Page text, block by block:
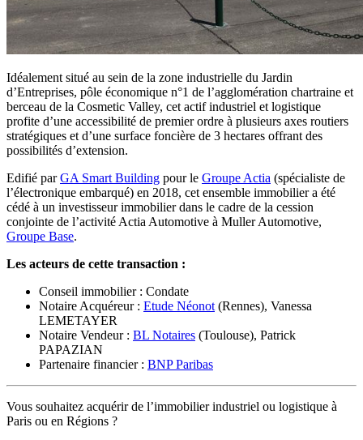
Idéalement situé au sein de la zone industrielle du Jardin
d’Entreprises, pôle économique n°1 de l’agglomération chartraine et
berceau de la Cosmetic Valley, cet actif industriel et logistique
profite d’une accessibilité de premier ordre à plusieurs axes routiers
stratégiques et d’une surface foncière de 3 hectares offrant des
possibilités d’extension.
Edifié parGA Smart Building pour le Groupe Actia (spécialiste de
l’électronique embarqué) en 2018, cet ensemble immobilier a été
cédé à un investisseur immobilier dans le cadre de la cession
conjointe de l’activité Actia Automotive à Muller Automotive,
Groupe Base.
Les acteurs de cette transaction :
Conseil immobilier : Condate
Notaire Acquéreur : Etude Néonot (Rennes), Vanessa
LEMETAYER
Notaire Vendeur : BL Notaires (Toulouse), Patrick
PAPAZIAN
Partenaire financier : BNP Paribas
Vous souhaitez acquérir de l’immobilier industriel ou logistique à
Paris ou en Régions ?